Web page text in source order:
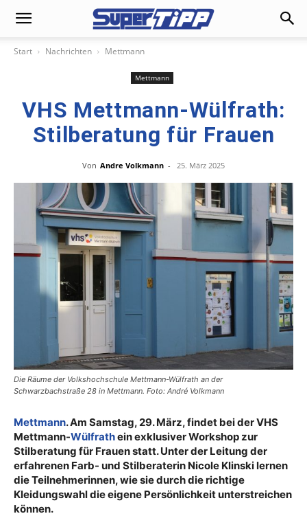
Start Nachrichten Mettmann
Mettmann
VHS Mettmann-Wülfrath:
Stilberatung für Frauen
Von Andre Volkmann - 25. März 2025
Die Räume der Volkshochschule Mettmann-Wülfrath an der
Schwarzbachstraße 28 in Mettmann. Foto: André Volkmann
Mettmann. Am Samstag, 29. März, findet bei der VHS
Mettmann-Wülfrathein exklusiver Workshop zur
Stilberatung für Frauen statt. Unter der Leitung der
erfahrenen Farb- und Stilberaterin Nicole Klinski lernen
die Teilnehmerinnen, wie sie durch die richtige
Kleidungswahl die eigene Persönlichkeit unterstreichen
können.